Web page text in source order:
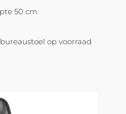
50 cm
op voorraad